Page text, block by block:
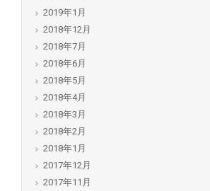
2019年1月
2018年12月
2018年7月
2018年6月
2018年5月
2018年4月
2018年3月
2018年2月
2018年1月
2017年12月
2017年11月